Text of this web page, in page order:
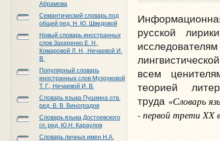
Абрамова
Семантический словарь под
общей ред. Н. Ю. Шведовой
Новый словарь иностранных
слов Захаренко Е. Н.,
Комаровой Л. Н., Нечаевой И.
В.
Популярный словарь
иностранных слов Музруковой
Т. Г., Нечаевой И. В.
Словарь языка Пушкина отв.
ред. В. В. Виноградов
Словарь языка Достоевского
гл. ред. Ю.Н. Караулов
Словарь личных имен Н.А.
русской
всем
теорией
труда «Словарь
- первой трети XX